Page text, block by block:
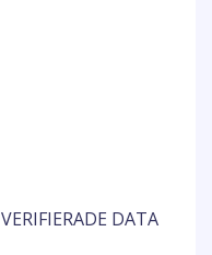
VERIFIERADE DATA